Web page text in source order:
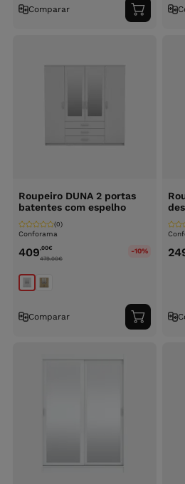
Comparar
ao
Roupeiro DUNA 2 portas
batentes com espelho
Conforama
(0)
409,00€
479.00€
-10%
Comparar
ao